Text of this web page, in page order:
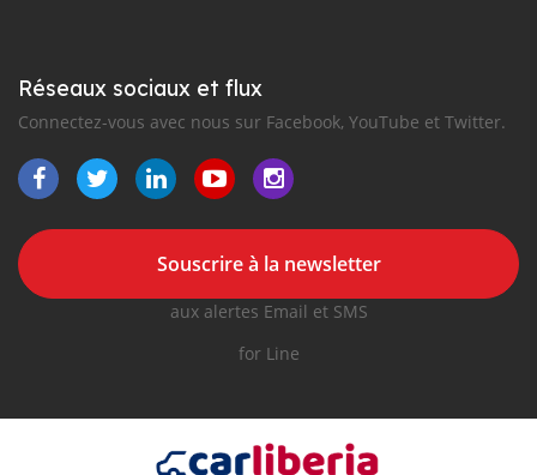
Réseaux sociaux et flux
Connectez-vous avec nous sur Facebook, YouTube et Twitter.
Souscrire à la newsletter
aux alertes Email et SMS
for Line